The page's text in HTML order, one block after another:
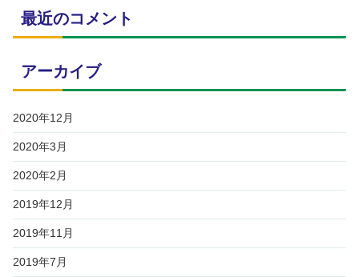
最近のコメント
アーカイブ
2020年12月
2020年3月
2020年2月
2019年12月
2019年11月
2019年7月